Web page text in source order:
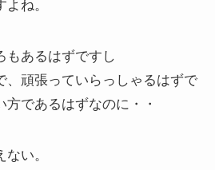
ね。
もあるはずですし
、頑張っていらっしゃるはずで
であるはずなのに・・
い。